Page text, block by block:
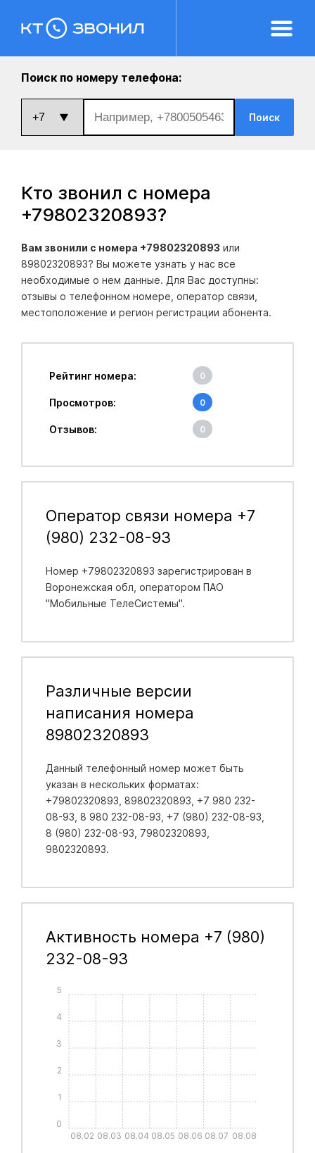
Поиск по номеру телефона:
Поиск
Кто звонил с номера
+79802320893?
Вам звонили с номера +79802320893 или
89802320893? Вы можете узнать у нас все
необходимые о нем данные. Для Вас доступны:
отзывы о телефонном номере, оператор связи,
местоположение и регион регистрации абонента.
Рейтинг номера: 0
Просмотров: 0
Отзывов: 0
Оператор связи номера +7
(980) 232-08-93
Номер +79802320893 зарегистрирован в
Воронежская обл , оператором ПАО
"Мобильные ТелеСистемы".
Различные версии
написания номера
89802320893
Данный телефонный номер может быть
указан в нескольких форматах:
+79802320893, 89802320893, +7 980 232-
08-93, 8 980 232-08-93, +7 (980) 232-08-93,
8 (980) 232-08-93, 79802320893,
9802320893.
Активность номера +7 (980)
232-08-93
08.02 08.03 08.04 08.05 08.06 08.07 08.08
0
1
2
3
4
5